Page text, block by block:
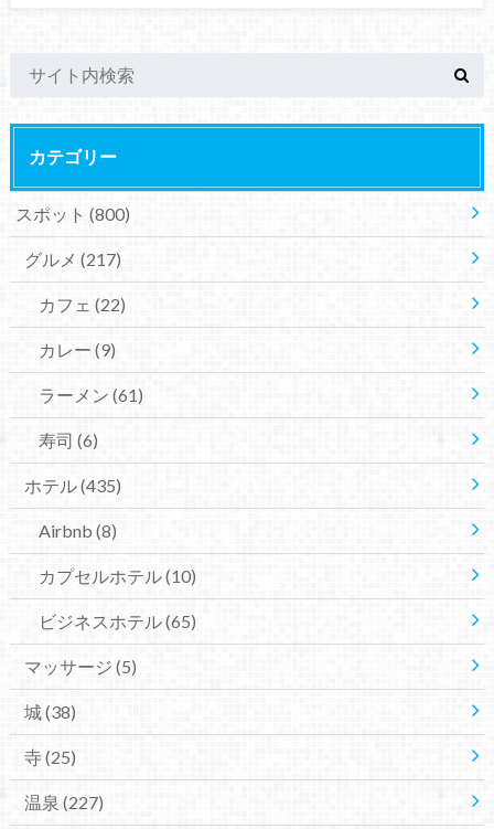
カテゴリー
スポット (800)
グルメ (217)
カフェ (22)
カレー (9)
ラーメン (61)
寿司 (6)
ホテル(435)
Airbnb (8)
カプセルホテル(10)
ビジネスホテル(65)
マッサージ (5)
城 (38)
寺(25)
温泉 (227)